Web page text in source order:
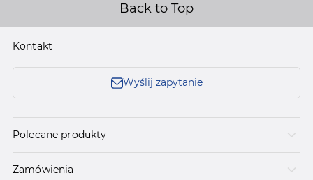
Back to Top
Kontakt
Wyślij zapytanie
Polecane produkty
Zamówienia